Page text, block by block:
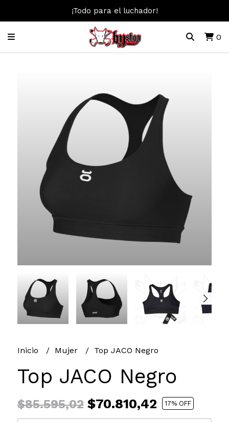
¡Todo para el luchador!
0
Inicio Mujer Top JACO Negro
Top JACO Negro
$85.595,02$70.810,42 17% OFF